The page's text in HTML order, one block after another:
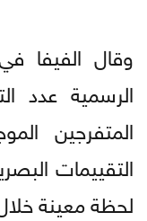
وقال الفيفا
الرسمية عدد
المتفرجين
التقييمات
لحظة معينة خلال